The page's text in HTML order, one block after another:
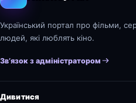
Український портал про фільми,
людей, які люблять кіно.
Зв’язок з адміністратором
Дивитися